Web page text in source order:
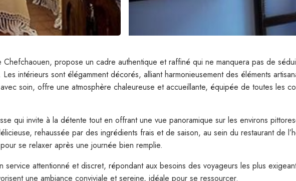
propose un cadre authentique et raffiné qui ne manquera pas de
Les intérieurs sont élégamment décorés, alliant harmonieusement des éléments
soin, offre une atmosphère chaleureuse et accueillante, équipée de toutes les
qui invite à la détente tout en offrant une vue panoramique sur les environs
rehaussée par des ingrédients frais et de saison, au sein du restaurant de
se relaxer après une journée bien remplie.
service attentionné et discret, répondant aux besoins des voyageurs les plus
une ambiance conviviale et sereine, idéale pour se ressourcer.